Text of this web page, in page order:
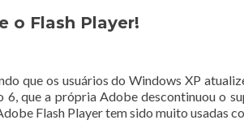
o Flash Player!
que os usuários do Windows XP
que a própria Adobe descontinuou o
Flash Player tem sido muito usadas